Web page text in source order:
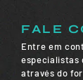
FALE
Entre em
especialistas
através do